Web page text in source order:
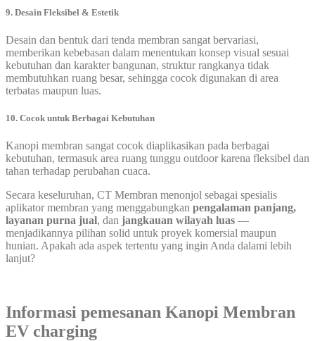
9. Desain Fleksibel & Estetik
Desain dan bentuk dari tenda membran sangat bervariasi,
memberikan kebebasan dalam menentukan konsep visual sesuai
kebutuhan dan karakter bangunan, struktur rangkanya tidak
membutuhkan ruang besar, sehingga cocok digunakan di area
terbatas maupun luas.
10. Cocok untuk Berbagai Kebutuhan
Kanopi membran sangat cocok diaplikasikan pada berbagai
kebutuhan, termasuk area ruang tunggu outdoor karena fleksibel dan
tahan terhadap perubahan cuaca.
Secara keseluruhan, CT Membran menonjol sebagai spesialis
aplikator membran yang menggabungkan pengalaman panjang,
layanan purna jual, dan jangkauan wilayah luas —
menjadikannya pilihan solid untuk proyek komersial maupun
hunian. Apakah ada aspek tertentu yang ingin Anda dalami lebih
lanjut?
Informasi pemesanan Kanopi Membran
EV charging